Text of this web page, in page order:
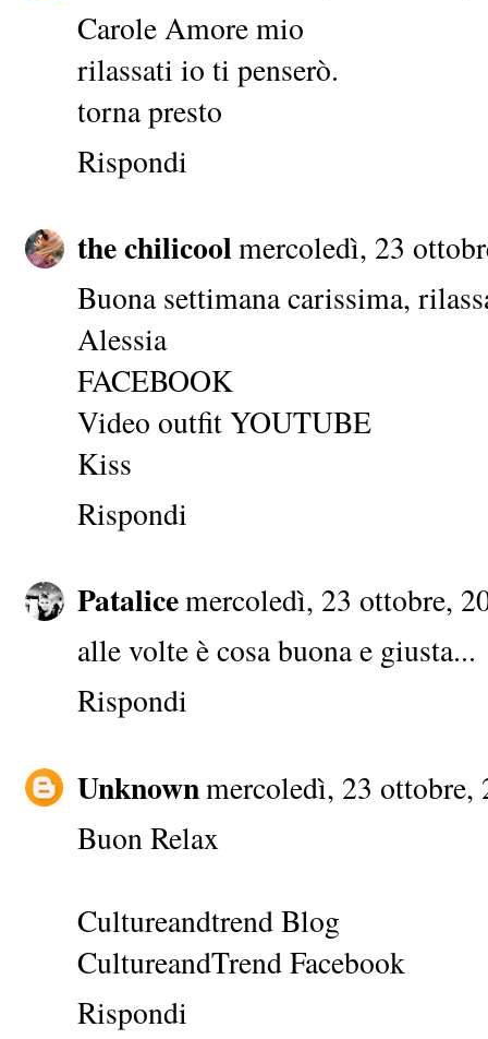
Carole Amore mio
rilassati io ti penserò.
torna presto
Rispondi
the chilicoolmercoledì, 23
Buona settimana carissima,
Alessia
FACEBOOK
Video outfitYOUTUBE
Kiss
Rispondi
Patalicemercoledì, 23 ottobre,
alle volte è cosa buona e giusta...
Rispondi
Unknownmercoledì, 23 ottobre,
Buon Relax
Cultureandtrend Blog
CultureandTrend Facebook
Rispondi